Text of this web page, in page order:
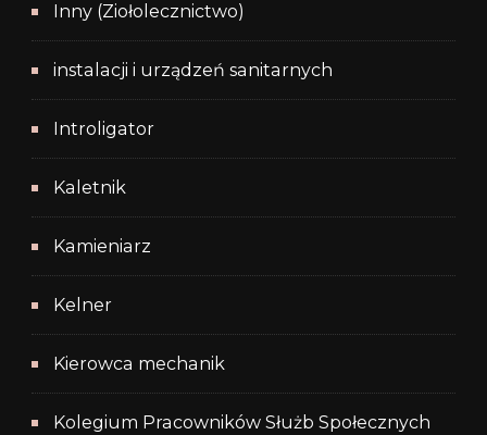
Inny (Ziołolecznictwo)
instalacji i urządzeń sanitarnych
Introligator
Kaletnik
Kamieniarz
Kelner
Kierowca mechanik
Kolegium Pracowników Służb Społecznych